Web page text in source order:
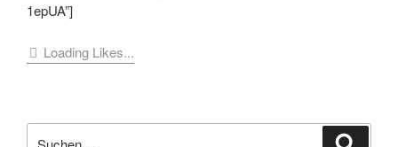
1epUA”]
Loading Likes...